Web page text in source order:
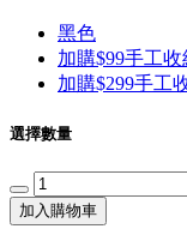
黑色
加購$99手工
加購$299手工
選擇數量
加入購物車